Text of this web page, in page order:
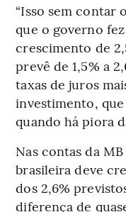
“Isso sem contar
que o governo
crescimento de
prevê de 1,5% a
taxas de juros
investimento,
quando há piora
Nas contas da
brasileira deve
dos 2,6%
diferença de